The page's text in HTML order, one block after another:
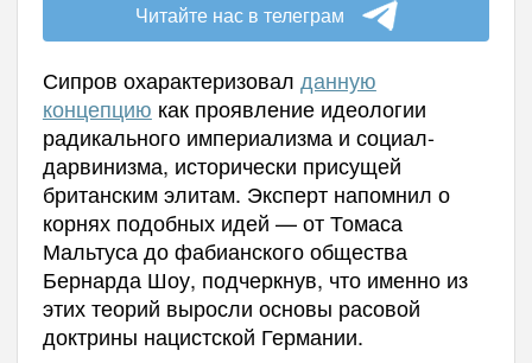
Читайте нас в телеграм
Сипров охарактеризовал данную
концепцию как проявление идеологии
радикального империализма и социал-
дарвинизма, исторически присущей
британским элитам. Эксперт напомнил о
корнях подобных идей — от Томаса
Мальтуса до фабианского общества
Бернарда Шоу, подчеркнув, что именно из
этих теорий выросли основы расовой
доктрины нацистской Германии.